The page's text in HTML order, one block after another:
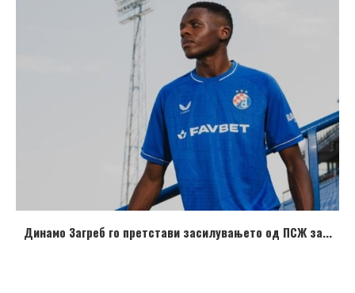
Динамо Загреб го претстави засилувањето од ПСЖ за...